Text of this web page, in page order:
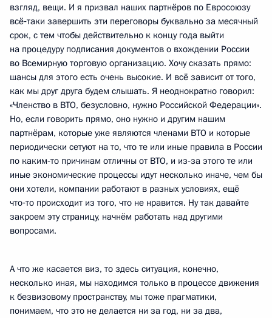
взгляд, вещи. И я призвал наших партнёров по Евросоюзу
всё‑таки завершить эти переговоры буквально за месячный
срок, с тем чтобы действительно к концу года выйти
на процедуру подписания документов о вхождении России
во Всемирную торговую организацию. Хочу сказать прямо:
шансы для этого есть очень высокие. И всё зависит от того,
как мы друг друга будем слышать. Я неоднократно говорил:
«Членство в ВТО, безусловно, нужно Российской Федерации».
Но, если говорить прямо, оно нужно и другим нашим
партнёрам, которые уже являются членами ВТО и которые
периодически сетуют на то, что те или иные правила в России
по каким‑то причинам отличны от ВТО, и из‑за этого те или
иные экономические процессы идут несколько иначе, чем бы
они хотели, компании работают в разных условиях, ещё
что‑то происходит из того, что не нравится. Ну так давайте
закроем эту страницу, начнём работать над другими
вопросами.
А что же касается виз, то здесь ситуация, конечно,
несколько иная, мы находимся только в процессе движения
к безвизовому пространству, мы тоже прагматики,
понимаем, что это не делается ни за год, ни за два,